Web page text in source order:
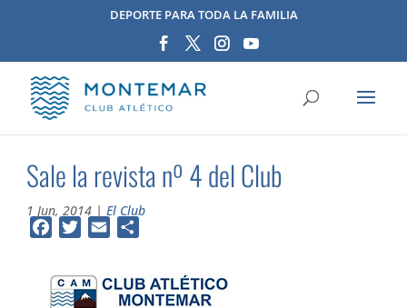
DEPORTE PARA TODA LA FAMILIA
Sale la revista nº 4 del Club
1 Jun, 2014 |El Club
FacebookTwitterEmail